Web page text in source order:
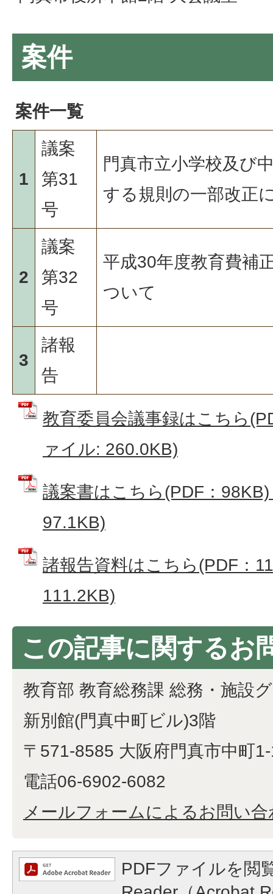
案件
案件一覧
1
議案
第31
号
門真市立小学校及び
する規則の一部改正
2
議案
第32
号
平成30年度教育費補
ついて
3
諸報
告
教育委員会議事録はこちら
ァイル: 260.0KB)
議案書はこちら(PDF：
97.1KB)
諸報告資料はこちら(PDF：
111.2KB)
この記事に関するお
教育部 教育総務課 総務・施設
新別館(門真中町ビル)3階
〒571-8585 大阪府門真市中町
電話06-6902-6082
メールフォームによるお問い合
PDFファイルを閲